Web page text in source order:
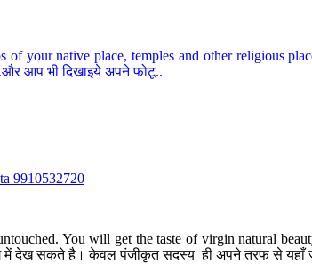
your native place, temples and other religious
आप भी दिखाइये अपने फोटू..
9910532720
You will get the taste of virgin natural
में देख सकते है। केवल पंजीकृत सदस्य ही अपने तरफ से यहाँ